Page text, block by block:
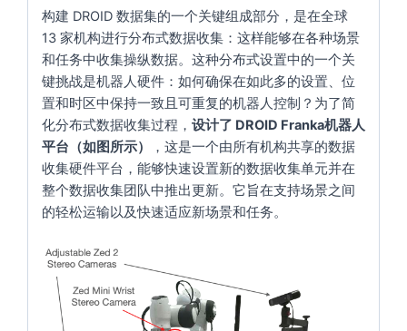
构建 DROID 数据集的一个关键组成部分，是在全球
13 家机构进行分布式数据收集：这样能够在各种场景
和任务中收集操纵数据。这种分布式设置中的一个关
键挑战是机器人硬件：如何确保在如此多的设置、位
置和时区中保持一致且可重复的机器人控制？为了简
化分布式数据收集过程， 设计了 DROID Franka机器人
平台（如图所示）
，这是一个由所有机构共享的数据
收集硬件平台，能够快速设置新的数据收集单元并在
整个数据收集团队中推出更新。它旨在支持场景之间
的轻松运输以及快速适应新场景和任务。